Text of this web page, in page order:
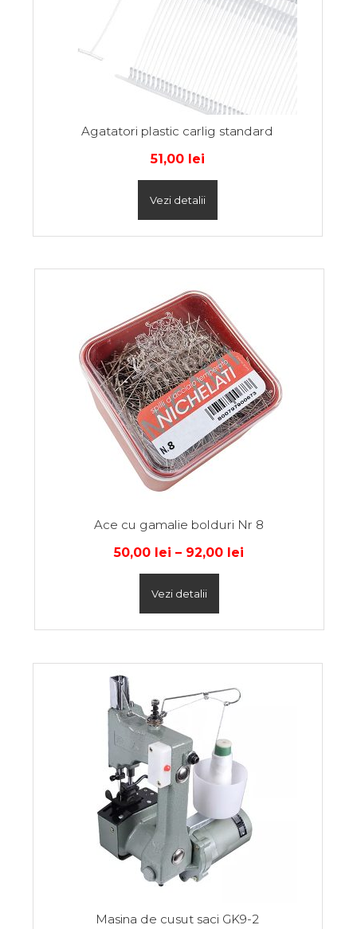
Agatatori plastic carlig standard
51,00 lei
Vezi detalii
Ace cu gamalie bolduri Nr 8
50,00 lei – 92,00 lei
Vezi detalii
Masina de cusut saci GK9-2